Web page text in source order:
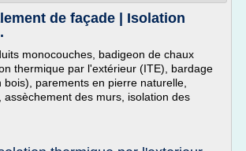
de façade | Isolation
monocouches, badigeon de chaux
thermique par l'extérieur (ITE), bardage
parements en pierre naturelle,
assèchement des murs, isolation des